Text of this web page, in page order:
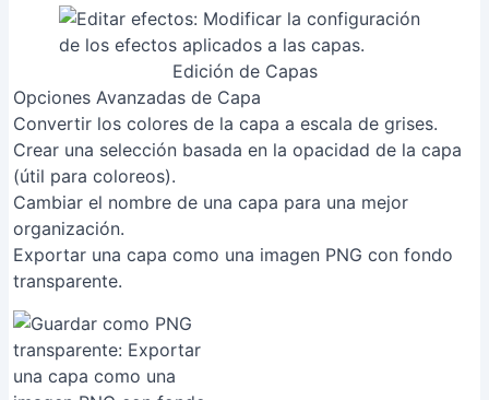
Edición de Capas
Opciones Avanzadas de Capa
Convertir los colores de la capa a escala de grises.
Crear una selección basada en la opacidad de la capa
(útil para coloreos).
Cambiar el nombre de una capa para una mejor
organización.
Exportar una capa como una imagen PNG con fondo
transparente.